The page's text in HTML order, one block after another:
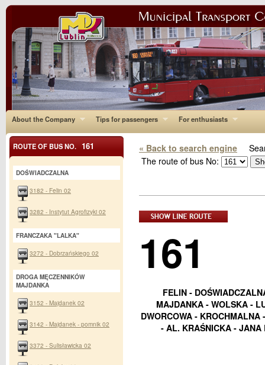
About the Company Tips for passengers For enthusiasts
« Back to search engine
The route of bus No:
161
FELIN -
MAJDANKA - WOLSKA -
DWORCOWA -
- AL. KRAŚNICKA - JANA
ROUTE OF BUS NO. 161
DOŚWIADCZALNA
3182 - Felin 02
3282 - Instytut Agrofizyki 02
FRANCZAKA "LALKA"
3272 - Dobrzańskiego 02
DROGA MĘCZENNIKÓW
MAJDANKA
3152 - Majdanek 02
3142 - Majdanek - pomnik 02
3372 - Sulisławicka 02